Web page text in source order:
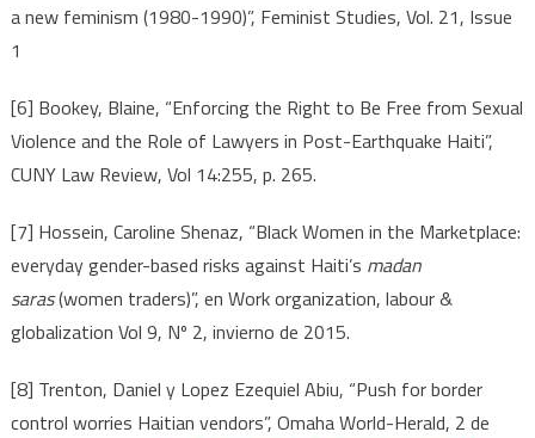
a new feminism (1980-1990)”, Feminist Studies, Vol. 21, Issue
1
[6] Bookey, Blaine, “Enforcing the Right to Be Free from Sexual
Violence and the Role of Lawyers in Post-Earthquake Haiti”,
CUNY Law Review, Vol 14:255, p. 265.
[7] Hossein, Caroline Shenaz, “Black Women in the Marketplace:
everyday gender-based risks against Haiti’s madan
saras(women traders)”, en Work organization, labour &
globalization Vol 9, Nº 2, invierno de 2015.
[8] Trenton, Daniel y Lopez Ezequiel Abiu, “Push for border
control worries Haitian vendors”, Omaha World-Herald, 2 de